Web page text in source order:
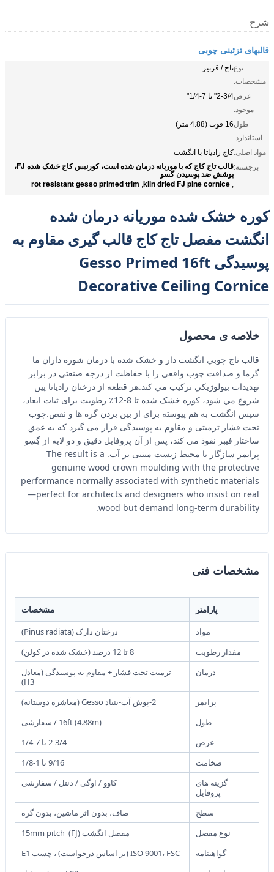
شرح
قالبهای تزئینی چوبی
نوع
مشخصات:
تاج / قرنیز
عرض
موجود:
2-3/4" تا 7-1/4"
طول
استاندارد:
16 فوت (4.88 متر)
مواد اصلی:کاج رادیاتا با انگشت
برجسته:
قالب تاج کاج که با موریانه درمان شده است، کورنیس کاج خشک شده FJ،
پوشش ضد پوسیدن گسو
,
kiln dried FJ pine cornice
,
rot resistant gesso primed trim
کوره خشک شده موریانه درمان شده
انگشت مفصل تاج کاج قالب گیری مقاوم به
پوسیدگی Gesso Primed 16ft
Decorative Ceiling Cornice
خلاصه ی محصول
قالب تاج چوبي انگشت دار و خشک شده با درمان شوره داران ما
گرما و صداقت چوب واقعي را با حفاظت از درجه صنعتي در برابر
تهدیدات بيولوژيکي ترکیب مي کند.هر قطعه از درختان رادياتا پين
شروع مي شود، کوره خشک شده تا 8-12٪ رطوبت برای ثبات ابعاد،
سپس انگشت به هم پیوسته برای از بین بردن گره ها و نقص.چوب
تحت فشار ترمیتی و مقاوم به پوسیدگی قرار می گیرد که به عمق
ساختار فیبر نفوذ می کند، پس از آن پروفایل دقیق و دو لایه از گِسِو
پرایمر سازگار با محیط زیست مبتنی بر آب. The result is a
genuine wood crown moulding with the protective
performance normally associated with synthetic materials
—perfect for architects and designers who insist on real
wood but demand long-term durability.
مشخصات فنی
پارامتر
مشخصات
مواد
درختان دارک (Pinus radiata)
مقدار رطوبت
8 تا 12 درصد (خشک شده در کولن)
درمان
ترمیت تحت فشار + مقاوم به پوسیدگی (معادل
H3)
پرایمر
2-پوش آب-بنیاد Gesso (معاشره دوستانه)
طول
16ft (4.88m) / سفارشی
عرض
2-3/4 تا 7-1/4
ضخامت
9/16 تا 1-1/8
گزینه های
پروفایل
کاوو / اوگی / دنتل / سفارشی
سطح
صاف، بدون اثر ماشين، بدون گره
نوع مفصل
مفصل انگشت (FJ) ️ 15mm pitch
گواهینامه
ISO 9001، FSC (بر اساس درخواست) ، چسب E1